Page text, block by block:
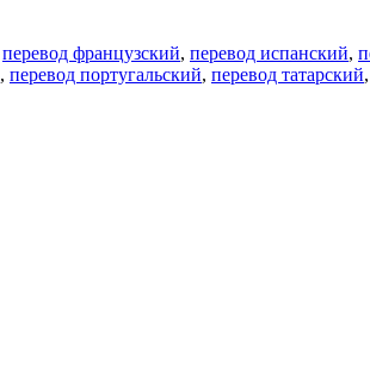
перевод французский, перевод испанский,
, перевод португальский, перевод татарский,